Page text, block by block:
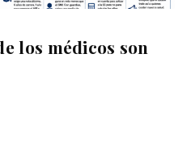
los médicos son